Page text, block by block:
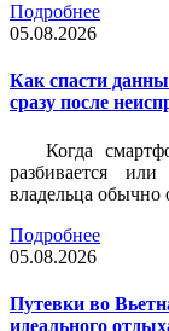
Подробнее
05.08.2026
Как спасти
сразу после
Когда
разбивается
владельца обычно
Подробнее
05.08.2026
Путевки во
идеального